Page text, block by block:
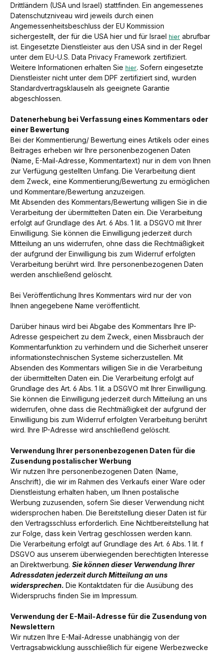
Drittländern (USA und Israel) stattfinden. Ein angemessenes
Datenschutzniveau wird jeweils durch einen
Angemessenheitsbeschluss der EU Kommission
sichergestellt, der für die USA hier und für Israel hier abrufbar
ist. Eingesetzte Dienstleister aus den USA sind in der Regel
unter dem EU-U.S. Data Privacy Framework zertifiziert.
Weitere Informationen erhalten Sie hier. Sofern eingesetzte
Dienstleister nicht unter dem DPF zertifiziert sind, wurden
Standardvertragsklauseln als geeignete Garantie
abgeschlossen.
Datenerhebung bei Verfassung eines Kommentars oder
einer Bewertung
Bei der Kommentierung/ Bewertung eines Artikels oder eines
Beitrages erheben wir Ihre personenbezogenen Daten
(Name, E-Mail-Adresse, Kommentartext) nur in dem von Ihnen
zur Verfügung gestellten Umfang. Die Verarbeitung dient
dem Zweck, eine Kommentierung/Bewertung zu ermöglichen
und Kommentare/Bewertung anzuzeigen.
Mit Absenden des Kommentars/Bewertung willigen Sie in die
Verarbeitung der übermittelten Daten ein. Die Verarbeitung
erfolgt auf Grundlage des Art. 6 Abs. 1 lit. a DSGVO mit Ihrer
Einwilligung. Sie können die Einwilligung jederzeit durch
Mitteilung an uns widerrufen, ohne dass die Rechtmäßigkeit
der aufgrund der Einwilligung bis zum Widerruf erfolgten
Verarbeitung berührt wird. Ihre personenbezogenen Daten
werden anschließend gelöscht.
Bei Veröffentlichung Ihres Kommentars wird nur der von
Ihnen angegebene Name veröffentlicht.
Darüber hinaus wird bei Abgabe des Kommentars Ihre IP-
Adresse gespeichert zu dem Zweck, einen Missbrauch der
Kommentarfunktion zu verhindern und die Sicherheit unserer
informationstechnischen Systeme sicherzustellen. Mit
Absenden des Kommentars willigen Sie in die Verarbeitung
der übermittelten Daten ein. Die Verarbeitung erfolgt auf
Grundlage des Art. 6 Abs. 1 lit. a DSGVO mit Ihrer Einwilligung.
Sie können die Einwilligung jederzeit durch Mitteilung an uns
widerrufen, ohne dass die Rechtmäßigkeit der aufgrund der
Einwilligung bis zum Widerruf erfolgten Verarbeitung berührt
wird. Ihre IP-Adresse wird anschließend gelöscht.
Verwendung Ihrer personenbezogenen Daten für die
Zusendung postalischer Werbung
Wir nutzen Ihre personenbezogenen Daten (Name,
Anschrift), die wir im Rahmen des Verkaufs einer Ware oder
Dienstleistung erhalten haben, um Ihnen postalische
Werbung zuzusenden, sofern Sie dieser Verwendung nicht
widersprochen haben. Die Bereitstellung dieser Daten ist für
den Vertragsschluss erforderlich. Eine Nichtbereitstellung hat
zur Folge, dass kein Vertrag geschlossen werden kann.
Die Verarbeitung erfolgt auf Grundlage des Art. 6 Abs. 1 lit. f
DSGVO aus unserem überwiegenden berechtigten Interesse
an Direktwerbung. Sie können dieser Verwendung Ihrer
Adressdaten jederzeit durch Mitteilung an uns
widersprechen. Die Kontaktdaten für die Ausübung des
Widerspruchs finden Sie im Impressum.
Verwendung der E-Mail-Adresse für die Zusendung von
Newslettern
Wir nutzen Ihre E-Mail-Adresse unabhängig von der
Vertragsabwicklung ausschließlich für eigene Werbezwecke